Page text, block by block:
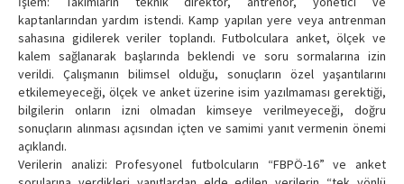
kaptanlarından yardım istendi. Kamp yapılan yere veya antrenman
sahasına gidilerek veriler toplandı. Futbolculara anket, ölçek ve
kalem sağlanarak başlarında beklendi ve soru sormalarına izin
verildi. Çalışmanın bilimsel olduğu, sonuçların özel yaşantılarını
etkilemeyeceği, ölçek ve anket üzerine isim yazılmaması gerektiği,
bilgilerin onların izni olmadan kimseye verilmeyeceği, doğru
sonuçların alınması açısından içten ve samimi yanıt vermenin önemi
açıklandı.
Verilerin analizi: Profesyonel futbolcuların “FBPÖ-16” ve anket